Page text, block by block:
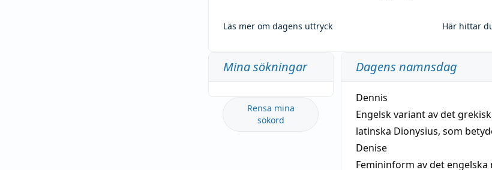
Läs mer om dagens uttryck Här hittar
Mina sökningar
Rensa mina
sökord
Dagens namnsdag
Dennis
Engelsk variant av det
latinska Dionysius, som
Denise
Femininform av det engelska